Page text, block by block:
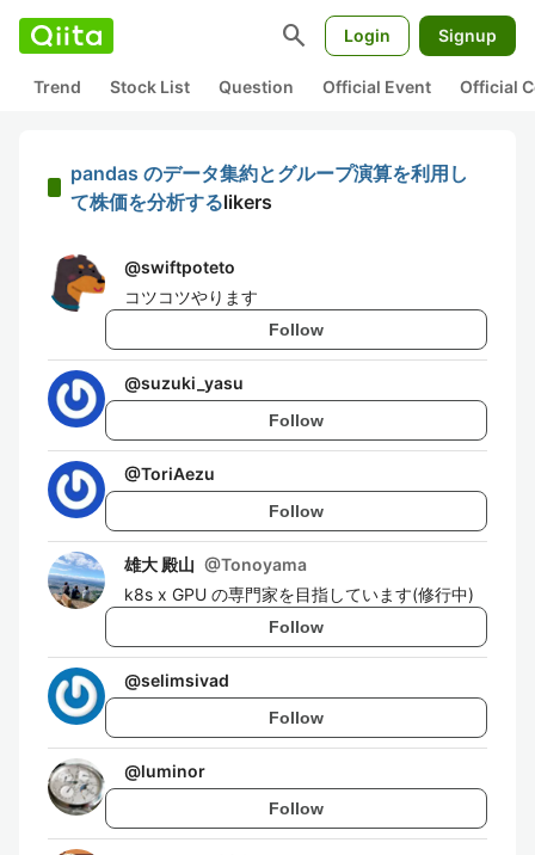
search Login Signup
Trend Stock List Question Official Event Official
pandas のデータ集約とグループ演算を利用し
て株価を分析するlikers
@swiftpoteto
コツコツやります
Follow
@suzuki_yasu
Follow
@ToriAezu
Follow
雄大 殿山 @Tonoyama
k8s x GPU の専門家を目指しています(修行中)
Follow
@selimsivad
Follow
@luminor
Follow